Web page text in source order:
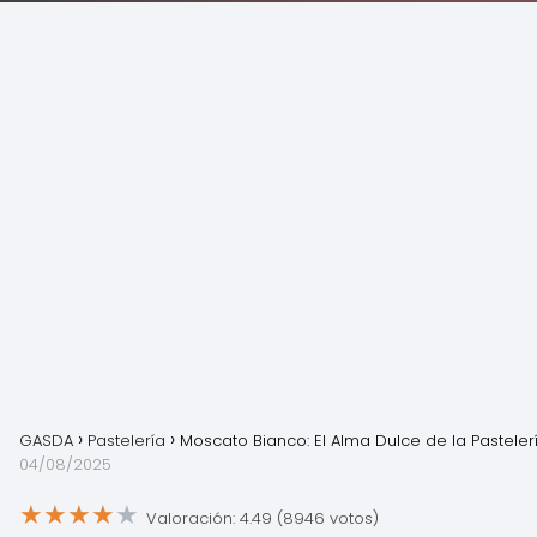
GASDA Pastelería
Moscato Bianco: El Alma Dulce de la
04/08/2025
★★★★★ Valoración: 4.49 (8946 votos)